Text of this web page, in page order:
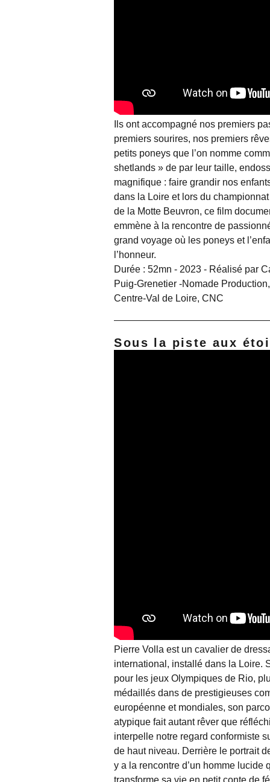
Ils ont accompagné nos premiers
premiers sourires, nos premiers
petits poneys que l’on nomme
shetlands » de par leur taille,
magnifique : faire grandir nos
dans la Loire et lors du
de la Motte Beuvron, ce film
emmène à la rencontre de
grand voyage où les poneys et
l’honneur.
Durée : 52mn - 2023 - Réalisé par
Puig-Grenetier -Nomade
Centre-Val de Loire, CNC
Sous la piste aux
Pierre Volla est un cavalier de
international, installé dans la Loire.
pour les jeux Olympiques de Rio,
médaillés dans de prestigieuses
européenne et mondiales, son
atypique fait autant rêver que
interpelle notre regard conformiste
de haut niveau. Derrière le portrait
y a la rencontre d’un homme lucide
transforme sa vie en petit conte de